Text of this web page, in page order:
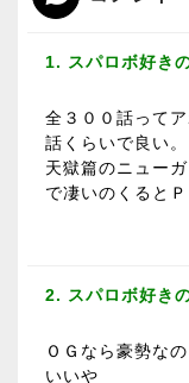
1. スパロボ好き
全３００話って
話くらいで良い。
天獄篇のニュー
で凄いのくると
2. スパロボ好き
ＯＧなら豪勢な
いいや